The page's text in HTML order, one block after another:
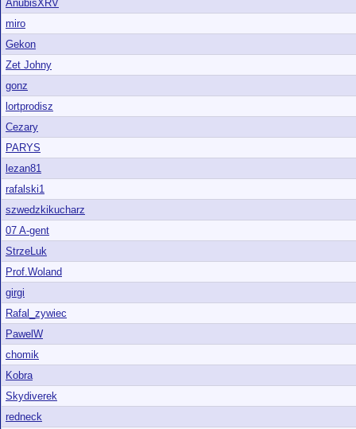
AnubisXRV
miro
Gekon
Zet Johny
gonz
lortprodisz
Cezary
PARYS
lezan81
rafalski1
szwedzkikucharz
07 A-gent
StrzeLuk
Prof.Woland
girgi
Rafal_zywiec
PawelW
chomik
Kobra
Skydiverek
redneck